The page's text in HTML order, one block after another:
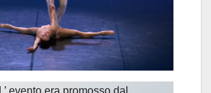
L’ evento era promosso dal